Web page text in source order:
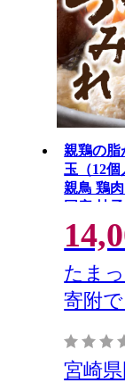
親鶏の脂
玉（12
親鳥 鶏
国産 柚
弁当 お
たま
寄附で
宮崎